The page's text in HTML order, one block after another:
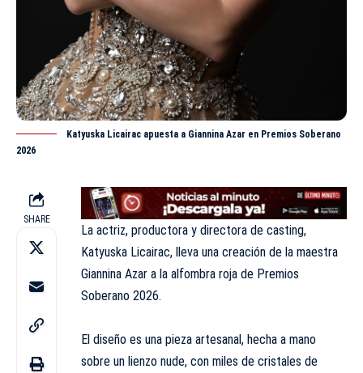
Katyuska Licairac apuesta a Giannina Azar en Premios Soberano
2026
SHARE
La actriz, productora y directora de casting,
Katyuska Licairac, lleva una creación de la maestra
Giannina Azar a la alfombra roja de Premios
Soberano 2026.
El diseño es una pieza artesanal, hecha a mano
sobre un lienzo nude, con miles de cristales de